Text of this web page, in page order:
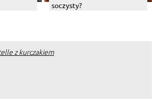
soczysty?
z kurczakiem